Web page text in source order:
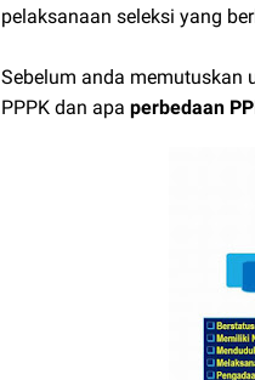
pelaksanaan seleksi yang
Sebelum anda memutuskan
PPPK dan apa perbedaan